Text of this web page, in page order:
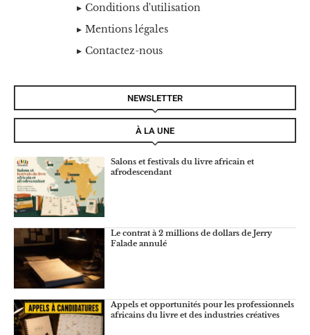
Conditions d'utilisation
Mentions légales
Contactez-nous
NEWSLETTER
À LA UNE
Salons et festivals du livre africain et
afrodescendant
Le contrat à 2 millions de dollars de Jerry
Falade annulé
Appels et opportunités pour les professionnels
africains du livre et des industries créatives